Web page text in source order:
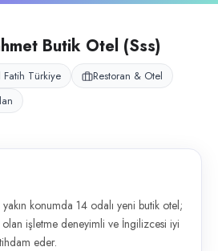
Butik Otel (Sss)
Fatih Türkiye
Restoran & Otel
konumda 14 odalı yeni butik otel;
işletme deneyimli ve İngilizcesi iyi
eder.